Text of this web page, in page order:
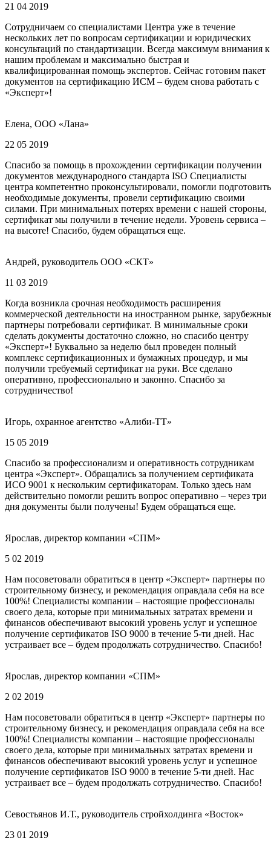
21 04 2019
Сотрудничаем со специалистами Центра уже в течение
нескольких лет по вопросам сертификации и юридических
консультаций по стандартизации. Всегда максимум внимания к
нашим проблемам и максимально быстрая и
квалифицированная помощь экспертов. Сейчас готовим пакет
документов на сертификацию ИСМ – будем снова работать с
«Эксперт»!
Елена, ООО «Лана»
22 05 2019
Спасибо за помощь в прохождении сертификации получении
документов международного стандарта ISO Специалисты
центра компетентно проконсультировали, помогли подготовить
необходимые документы, провели сертификацию своими
силами. При минимальных потерях времени с нашей стороны,
сертификат мы получили в течение недели. Уровень сервиса –
на высоте! Спасибо, будем обращаться еще.
Андрей, руководитель ООО «СКТ»
11 03 2019
Когда возникла срочная необходимость расширения
коммерческой деятельности на иностранном рынке,
партнеры потребовали сертификат. В минимальные сроки
сделать документы достаточно сложно, но спасибо центру
«Эксперт»! Буквально за неделю был проведен полный
комплекс сертификационных и бумажных процедур, и мы
получили требуемый сертификат на руки. Все сделано
оперативно, профессионально и законно. Спасибо за
сотрудничество!
Игорь, охранное агентство «Алиби-ТТ»
15 05 2019
Спасибо за профессионализм и оперативность сотрудникам
центра «Эксперт». Обращались за получением сертификата
ИСО 9001 к нескольким сертификаторам. Только здесь нам
действительно помогли решить вопрос оперативно – через три
дня документы были получены! Будем обращаться еще.
Ярослав, директор компании «СПМ»
5 02 2019
Нам посоветовали обратиться в центр «Эксперт» партнеры по
строительному бизнесу, и рекомендация оправдала себя на все
100%! Специалисты компании – настоящие профессионалы
своего дела, которые при минимальных затратах времени и
финансов обеспечивают высокий уровень услуг и успешное
получение сертификатов ISO 9000 в течение 5-ти дней. Нас
устраивает все – будем продолжать сотрудничество. Спасибо!
Ярослав, директор компании «СПМ»
2 02 2019
Нам посоветовали обратиться в центр «Эксперт» партнеры по
строительному бизнесу, и рекомендация оправдала себя на все
100%! Специалисты компании – настоящие профессионалы
своего дела, которые при минимальных затратах времени и
финансов обеспечивают высокий уровень услуг и успешное
получение сертификатов ISO 9000 в течение 5-ти дней. Нас
устраивает все – будем продолжать сотрудничество. Спасибо!
Севостьянов И.Т., руководитель стройхолдинга «Восток»
23 01 2019